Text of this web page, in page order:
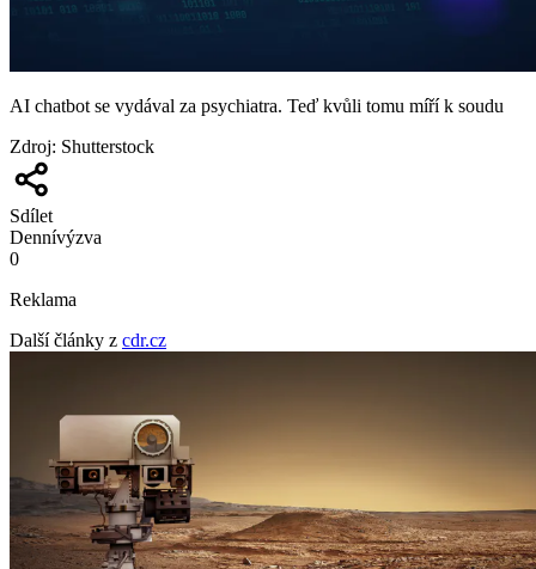
AI chatbot se vydával za psychiatra. Teď kvůli tomu míří k soudu
Zdroj: Shutterstock
Sdílet
Dennívýzva
0
Reklama
Další články z cdr.cz